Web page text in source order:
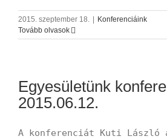
2015. szeptember 18.
Konferenciáink
Tovább olvasok
Egyesületünk
2015.06.12.
A konferenciát Kuti László a